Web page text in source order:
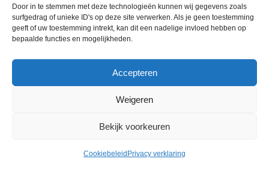
Door in te stemmen met deze technologieën kunnen wij gegevens zoals
surfgedrag of unieke ID's op deze site verwerken. Als je geen toestemming
geeft of uw toestemming intrekt, kan dit een nadelige invloed hebben op
bepaalde functies en mogelijkheden.
Accepteren
Weigeren
Bekijk voorkeuren
Cookiebeleid Privacy verklaring
STEENWIJKERLAND NIEUWS
STREEKOMROEP